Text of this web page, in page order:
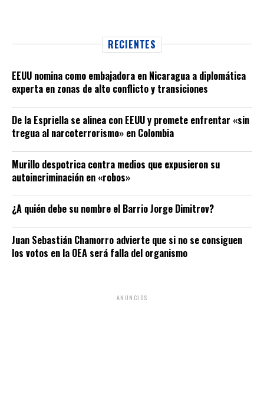
RECIENTES
EEUU nomina como embajadora en Nicaragua a diplomática
experta en zonas de alto conflicto y transiciones
De la Espriella se alinea con EEUU y promete enfrentar «sin
tregua al narcoterrorismo» en Colombia
Murillo despotrica contra medios que expusieron su
autoincriminación en «robos»
¿A quién debe su nombre el Barrio Jorge Dimitrov?
Juan Sebastián Chamorro advierte que si no se consiguen
los votos en la OEA será falla del organismo
ANUNCIOS